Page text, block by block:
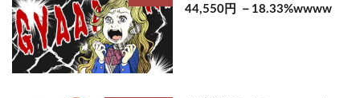
44,550円 －18.33%wwww